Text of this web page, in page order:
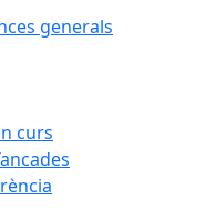
generals
curs